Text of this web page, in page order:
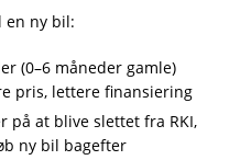
en ny bil:
(0–6 måneder gamle)
pris, lettere finansiering
på at blive slettet fra RKI,
ny bil bagefter